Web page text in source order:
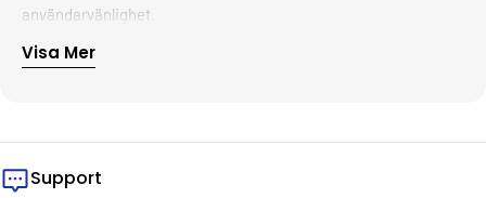
användarvänlighet.
Bakom varje produkt finns ett syfte – att ge människor frihet,
ergonomiska köksredskap, vill vi att du ska känna dig trygg i ditt
val. Därför samarbetar vi bara med pålitliga leverantörer, ställer
Visa Mer
Support